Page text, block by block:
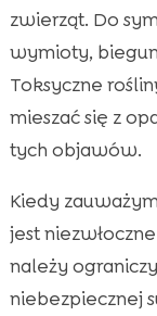
zwierząt. Do
wymioty,
Toksyczne
mieszać się z
tych objawów.
Kiedy
jest
należy
niebezpiecznej